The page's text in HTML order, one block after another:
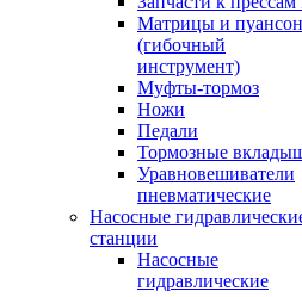
Матрицы и
(гибочный
инструмент)
Муфты-тормоз
Ножи
Педали
Тормозные
Уравновешиватели
пневматические
Насосные
станции
Насосные
гидравлические